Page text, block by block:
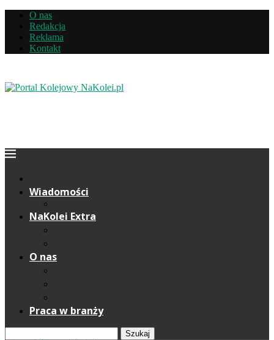
O nas
Redakcja
Reklama
Kontakt
Wiadomości
NaKolei Extra
O nas
Praca w branży
Szukaj